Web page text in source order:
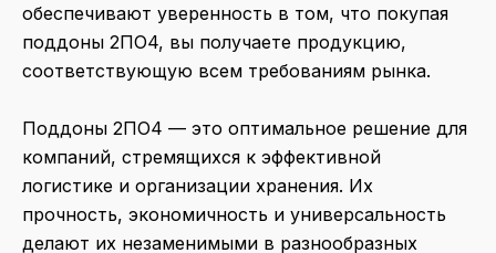
обеспечивают уверенность в том, что покупая
поддоны 2ПО4, вы получаете продукцию,
соответствующую всем требованиям рынка.
Поддоны 2ПО4 — это оптимальное решение для
компаний, стремящихся к эффективной
логистике и организации хранения. Их
прочность, экономичность и универсальность
делают их незаменимыми в разнообразных